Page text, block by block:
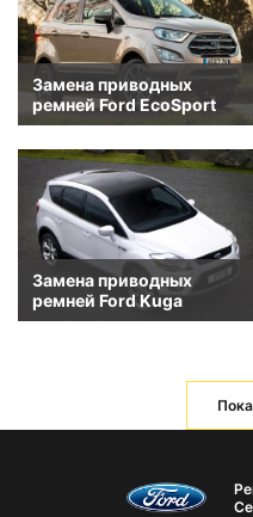
Замена приводных
ремней Ford EcoSport
Замена приводных
ремней Ford Kuga